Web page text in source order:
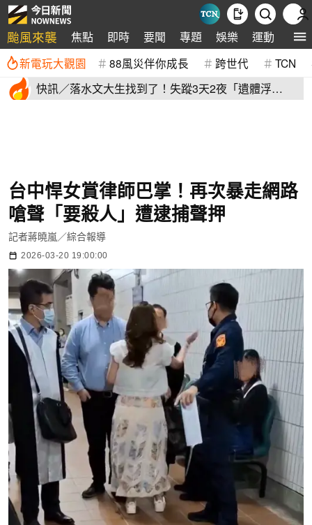
颱風來襲 焦點 即時 要聞 專題 娛樂 運動 全球
新電玩大觀園 88風災伴你成長 跨世代 TCN
快訊／落水文大生找到了！失蹤3天2夜「遺體浮
台中悍女賞律師巴掌！再次暴走網路
嗆聲「要殺人」遭逮捕聲押
記者蔣曉嵐／綜合報導
2026-03-20 19:00:00